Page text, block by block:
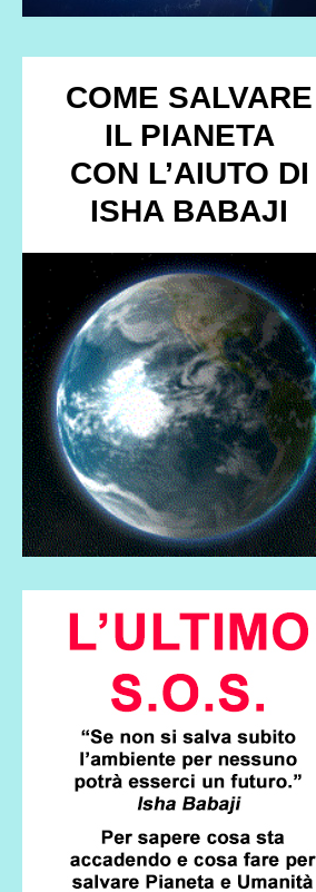
COME SALVARE
IL PIANETA
CON L’AIUTO DI
ISHA BABAJI